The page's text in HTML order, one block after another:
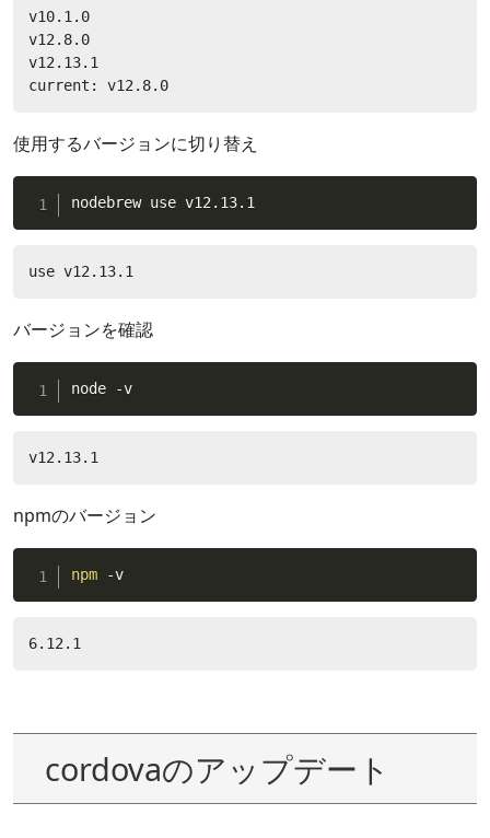
v10.1.0
v12.8.0
v12.13.1
current: v12.8.0
使用するバージョンに切り替え
nodebrew use v12.13.1
use v12.13.1
バージョンを確認
node -v
v12.13.1
npmのバージョン
npm -v
6.12.1
cordovaのアップデート